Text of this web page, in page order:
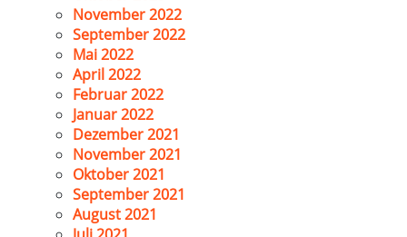
November 2022
September 2022
Mai 2022
April 2022
Februar 2022
Januar 2022
Dezember 2021
November 2021
Oktober 2021
September 2021
August 2021